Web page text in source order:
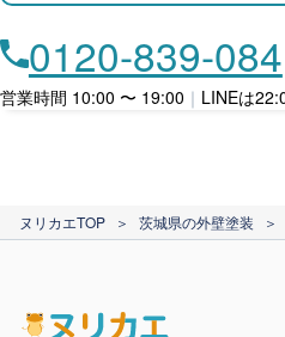
ローン利用
カード支払い
0120-839-084
営業時間 10:00 〜 19:00 ｜ LINEは
ヌリカエTOP ＞ 茨城県の外壁塗装 ＞